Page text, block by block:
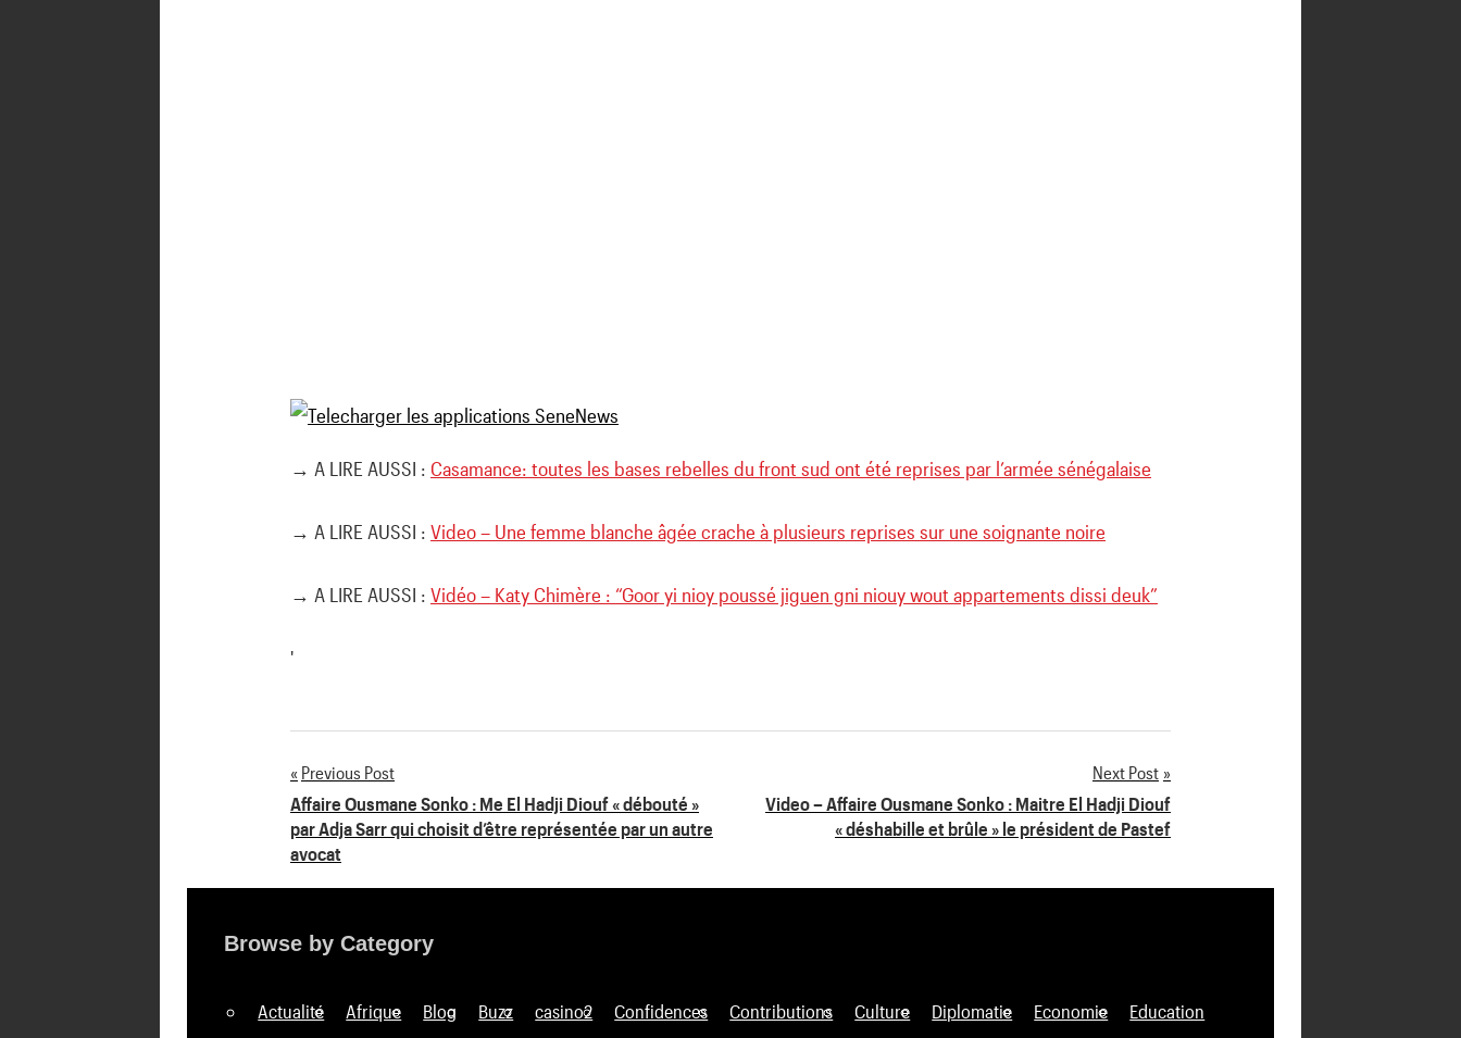
→ A LIRE AUSSI : Casamance: toutes les bases rebelles du front sud ont été reprises par l’armée sénégalaise
→ A LIRE AUSSI : Video – Une femme blanche âgée crache à plusieurs reprises sur une soignante noire
→ A LIRE AUSSI : Vidéo – Katy Chimère : “Goor yi nioy poussé jiguen gni niouy wout appartements dissi deuk”
'
Navigation
de
l’article
Previous Post
Affaire Ousmane Sonko : Me El Hadji Diouf « débouté »
par Adja Sarr qui choisit d’être représentée par un autre
avocat
Next Post
Video – Affaire Ousmane Sonko : Maitre El Hadji Diouf
« déshabille et brûle » le président de Pastef
Browse by Category
Actualité Afrique Blog Buzz casino2 Confidences Contributions Culture Diplomatie Economie Education